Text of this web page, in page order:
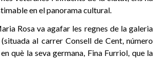
en el panorama cultural.
Rosa va agafar les regnes de la galeria
al carrer Consell de Cent, número
què la seva germana, Fina Furriol, que la